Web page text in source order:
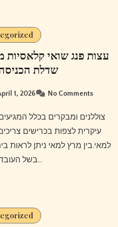
שדלת
1, 2026 No Comments
צוללנים ומבקרים בכלל המגיעים לשונית מסוכנת מתוך כוונה
עיקרית לצפות בכרישים
למאי.בין מרץ למאי ניתן לראות
בשל העובדה שבזמן…